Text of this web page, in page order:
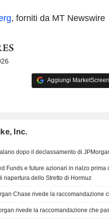
, forniti da MT Newswire
Aggiungi
Inc.
dopo il declassamento di
Funds e future azionari in rialzo prima
riapertura dello Stretto di Hormuz
Chase rivede la raccomandazione
rivede la raccomandazione che